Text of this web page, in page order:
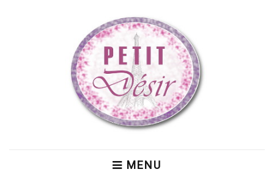
MENU